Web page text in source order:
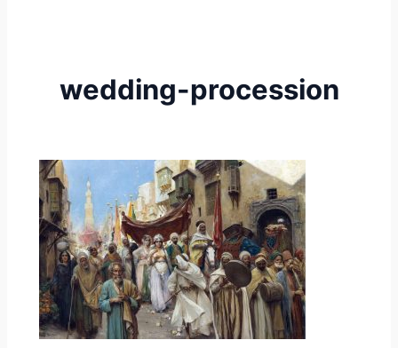
wedding-procession